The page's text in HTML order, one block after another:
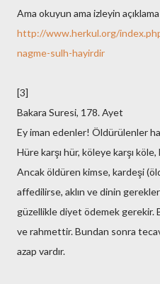
Ama okuyun ama izleyin açıklama
http://www.herkul.org/
nagme-sulh-hayirdir
[3]
Bakara Suresi, 178. Ayet
Ey iman edenler! Öldürülenler
Hüre karşı hür, köleye karşı köle,
Ancak öldüren kimse, kardeşi
affedilirse, aklın ve dinin
güzellikle diyet ödemek gerekir.
ve rahmettir. Bundan sonra
azap vardır.